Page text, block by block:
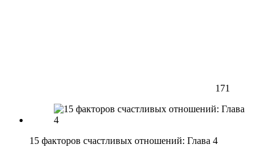
171
15 факторов счастливых отношений: Глава 4